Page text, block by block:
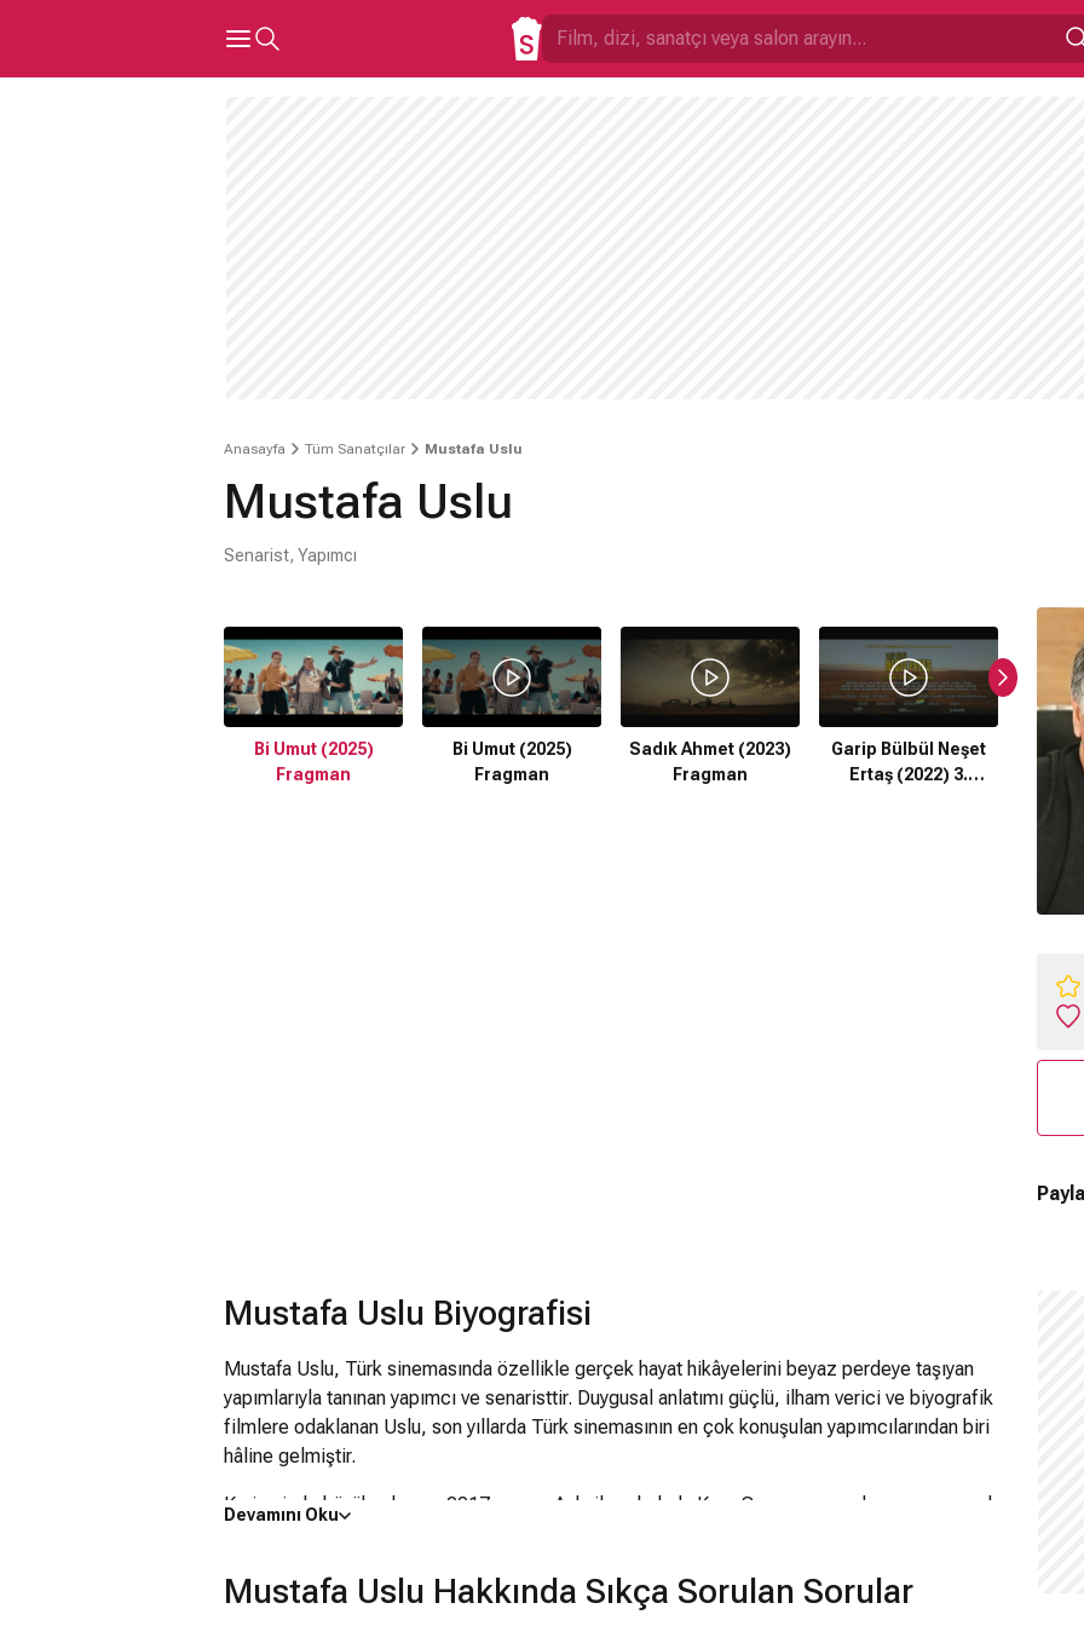
Anasayfa Tüm Sanatçılar Mustafa Uslu
Mustafa Uslu
Senarist, Yapımcı
Bi Umut (2025)
Fragman
Bi Umut (2025)
Fragman
Sadık Ahmet (2023)
Fragman
Garip Bülbül Neşet
Ertaş (2022) 3.
Mustafa Uslu Biyografisi
Mustafa Uslu, Türk sinemasında özellikle gerçek hayat hikâyelerini beyaz perdeye taşıyan
yapımlarıyla tanınan yapımcı ve senaristtir. Duygusal anlatımı güçlü, ilham verici ve biyografik
filmlere odaklanan Uslu, son yıllarda Türk sinemasının en çok konuşulan yapımcılarından biri
hâline gelmiştir.
Kariyerinde büyük çıkışını, 2017 yapımı Ayla ile yakaladı. Kore Savaşı sırasında geçen gerçek
ve Kesişme: İyi ki Varsın Eren gibi biyografik ve dramatik yapımlarla adından söz ettirdi.
Devamını Oku
Mustafa Uslu Hakkında Sıkça Sorulan Sorular